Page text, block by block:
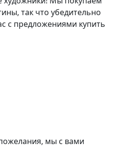
так что убедительно
с предложениями купить
мы с вами